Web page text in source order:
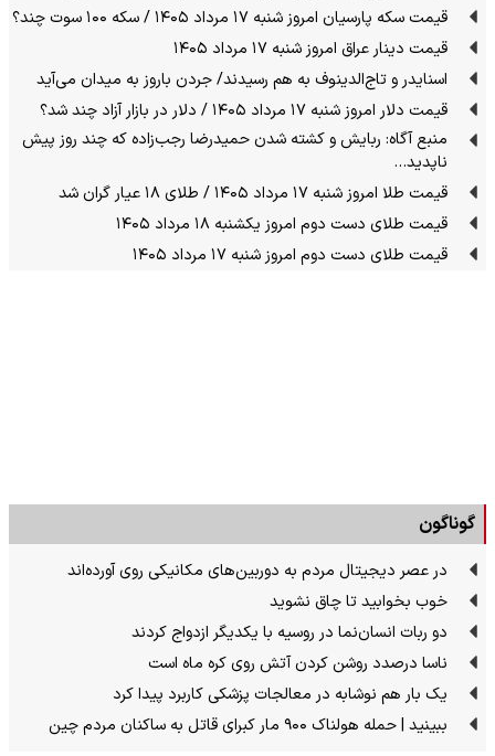
قیمت سکه پارسیان امروز شنبه ۱۷ مرداد ۱۴۰۵ / سکه ۱۰۰ سوت چند؟
قیمت دینار عراق امروز شنبه ۱۷ مرداد ۱۴۰۵
اسنایدر و تاج‌الدینوف به هم رسیدند/ جردن باروز به میدان می‌آید
قیمت دلار امروز شنبه ۱۷ مرداد ۱۴۰۵ / دلار در بازار آزاد چند شد؟
منبع آگاه: ربایش و کشته شدن حمیدرضا رجب‌زاده که چند روز پیش
ناپدید…
قیمت طلا امروز شنبه ۱۷ مرداد ۱۴۰۵ / طلای ۱۸ عیار گران شد
قیمت طلای دست دوم امروز یکشنبه ۱۸ مرداد ۱۴۰۵
قیمت طلای دست دوم امروز شنبه ۱۷ مرداد ۱۴۰۵
گوناگون
در عصر دیجیتال مردم به دوربین‌های مکانیکی روی آورده‌اند
خوب بخوابید تا چاق نشوید
دو ربات انسان‌نما در روسیه با یکدیگر ازدواج کردند
ناسا درصدد روشن کردن آتش روی کره ماه است
یک بار هم نوشابه در معالجات پزشکی کاربرد پیدا کرد
ببینید | حمله هولناک ۹۰۰ مار کبرای قاتل به ساکنان مردم چین